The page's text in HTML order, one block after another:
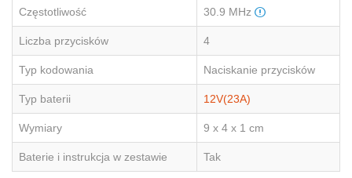
Częstotliwość 30.9 MHz
Liczba przycisków 4
Typ kodowania Naciskanie przycisków
Typ baterii 12V(23A)
Wymiary 9 x 4 x 1 cm
Baterie i instrukcja w zestawie Tak